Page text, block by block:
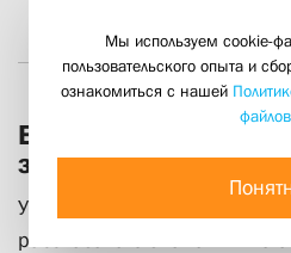
Ветви нерва, корни
заплатка
Учёный секретарь СФИ
рассказала о значении
Мы используем cookie-
пользовательского опыта и
ознакомиться с нашей
файлов